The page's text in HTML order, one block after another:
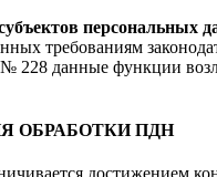
персональных
требованиям
№ 228 данные функции
ОБРАБОТКИ ПДН
достижением